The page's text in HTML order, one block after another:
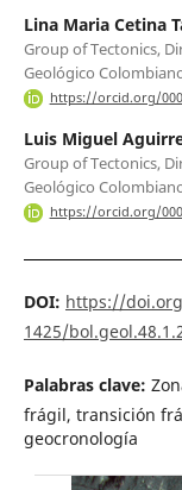
Lina Maria Cetina
Group of Tectonics,
Geológico
https://orcid.org/
Luis Miguel
Group of Tectonics,
Geológico
https://orcid.org/
DOI: https://
1425/
Palabras clave:
frágil, transición
geocronología